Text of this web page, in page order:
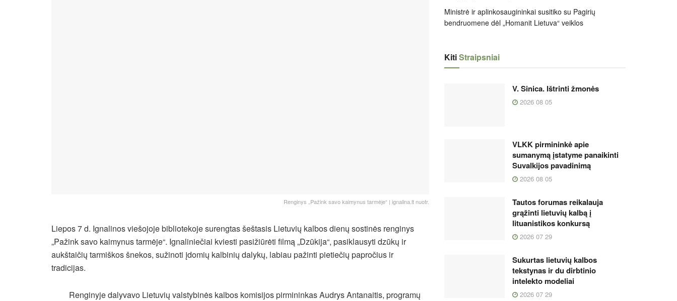
Renginys „Pažink savo kaimynus tarmėje“ | ignalina.lt nuotr.
Liepos 7 d. Ignalinos viešojoje bibliotekoje surengtas šeštasis Lietuvių kalbos dienų sostinės renginys
„Pažink savo kaimynus tarmėje“. Ignaliniečiai kviesti pasižiūrėti filmą „Dzūkija“, pasiklausyti dzūkų ir
aukštaičių tarmiškos šnekos, sužinoti įdomių kalbinių dalykų, labiau pažinti pietiečių papročius ir
tradicijas.
Renginyje dalyvavo Lietuvių valstybinės kalbos komisijos pirmininkas Audrys Antanaitis, programų
Ministrė ir aplinkosaugininkai susitiko su Pagirių
bendruomene dėl „Homanit Lietuva“ veiklos
KitiStraipsniai
V. Sinica. Ištrinti žmonės
2026 08 05
VLKK pirmininkė apie
sumanymą įstatyme panaikinti
Suvalkijos pavadinimą
2026 08 05
Tautos forumas reikalauja
grąžinti lietuvių kalbą į
lituanistikos konkursą
2026 07 29
Sukurtas lietuvių kalbos
tekstynas ir du dirbtinio
intelekto modeliai
2026 07 29